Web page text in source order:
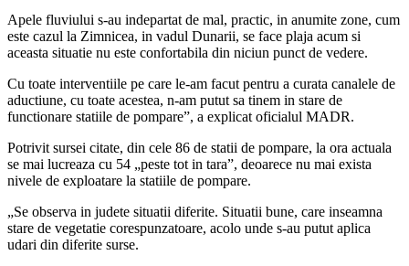
Apele fluviului s-au indepartat de mal, practic, in anumite zone, cum
este cazul la Zimnicea, in vadul Dunarii, se face plaja acum si
aceasta situatie nu este confortabila din niciun punct de vedere.
Cu toate interventiile pe care le-am facut pentru a curata canalele de
aductiune, cu toate acestea, n-am putut sa tinem in stare de
functionare statiile de pompare”, a explicat oficialul MADR.
Potrivit sursei citate, din cele 86 de statii de pompare, la ora actuala
se mai lucreaza cu 54 „peste tot in tara”, deoarece nu mai exista
nivele de exploatare la statiile de pompare.
„Se observa in judete situatii diferite. Situatii bune, care inseamna
stare de vegetatie corespunzatoare, acolo unde s-au putut aplica
udari din diferite surse.